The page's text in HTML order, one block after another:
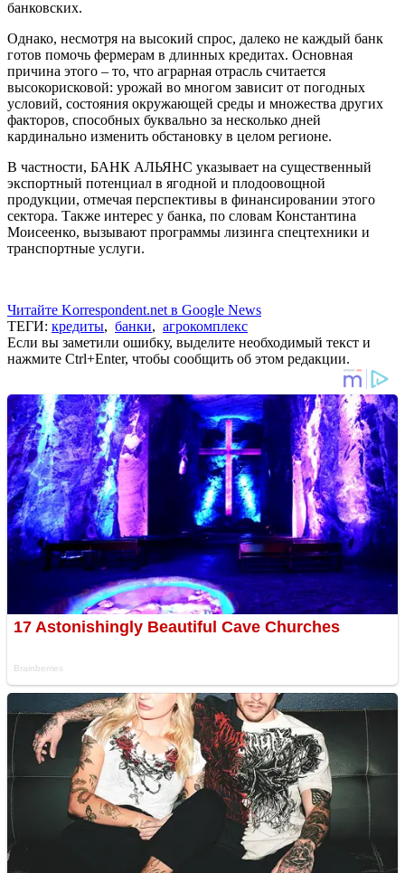
банковских.
Однако, несмотря на высокий спрос, далеко не каждый банк
готов помочь фермерам в длинных кредитах. Основная
причина этого – то, что аграрная отрасль считается
высокорисковой: урожай во многом зависит от погодных
условий, состояния окружающей среды и множества других
факторов, способных буквально за несколько дней
кардинально изменить обстановку в целом регионе.
В частности, БАНК АЛЬЯНС указывает на существенный
экспортный потенциал в ягодной и плодоовощной
продукции, отмечая перспективы в финансировании этого
сектора. Также интерес у банка, по словам Константина
Моисеенко, вызывают программы лизинга спецтехники и
транспортные услуги.
Читайте Korrespondent.net в Google News
ТЕГИ: кредиты, банки, агрокомплекс
Если вы заметили ошибку, выделите необходимый текст и
нажмите Ctrl+Enter, чтобы сообщить об этом редакции.